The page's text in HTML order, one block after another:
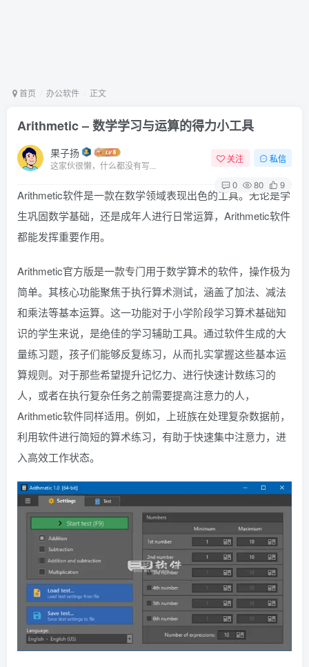
首页 办公软件 正文
Arithmetic – 数学学习与运算的得力小工具
果子扬
这家伙很懒，什么都没有写...
关注 私信
0 80 9
Arithmetic软件是一款在数学领域表现出色的工具。无论是学
生巩固数学基础，还是成年人进行日常运算，Arithmetic软件
都能发挥重要作用。
Arithmetic官方版是一款专门用于数学算术的软件，操作极为
简单。其核心功能聚焦于执行算术测试，涵盖了加法、减法
和乘法等基本运算。这一功能对于小学阶段学习算术基础知
识的学生来说，是绝佳的学习辅助工具。通过软件生成的大
量练习题，孩子们能够反复练习，从而扎实掌握这些基本运
算规则。对于那些希望提升记忆力、进行快速计数练习的
人，或者在执行复杂任务之前需要提高注意力的人，
Arithmetic软件同样适用。例如，上班族在处理复杂数据前，
利用软件进行简短的算术练习，有助于快速集中注意力，进
入高效工作状态。